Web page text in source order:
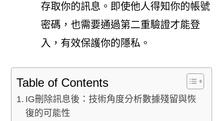
存取你的訊息。即使他人得知你的帳號
密碼，也需要通過第二重驗證才能登
入，有效保護你的隱私。
Table of Contents
IG刪除訊息後：技術角度分析數據殘留與恢
復的可能性